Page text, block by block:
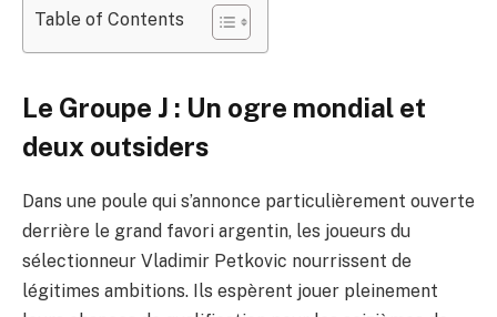
Table of Contents
Le Groupe J : Un ogre mondial et
deux outsiders
Dans une poule qui s’annonce particulièrement ouverte
derrière le grand favori argentin, les joueurs du
sélectionneur Vladimir Petkovic nourrissent de
légitimes ambitions. Ils espèrent jouer pleinement